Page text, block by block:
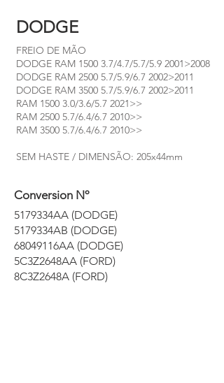
DODGE
FREIO DE MÃO
DODGE RAM 1500 3.7/4.7/5.7/5.9 2001>2008
DODGE RAM 2500 5.7/5.9/6.7 2002>2011
DODGE RAM 3500 5.7/5.9/6.7 2002>2011
RAM 1500 3.0/3.6/5.7 2021>>
RAM 2500 5.7/6.4/6.7 2010>>
RAM 3500 5.7/6.4/6.7 2010>>
SEM HASTE / DIMENSÃO: 205x44mm
Conversion Nº
5179334AA (DODGE)
5179334AB (DODGE)
68049116AA (DODGE)
5C3Z2648AA (FORD)
8C3Z2648A (FORD)